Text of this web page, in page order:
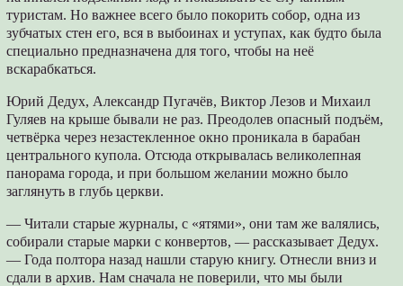
туристам. Но важнее всего было покорить собор, одна из
зубчатых стен его, вся в выбоинах и уступах, как будто была
специально предназначена для того, чтобы на неё
вскарабкаться.
Юрий Дедух, Александр Пугачёв, Виктор Лезов и Михаил
Гуляев на крыше бывали не раз. Преодолев опасный подъём,
четвёрка через незастекленное окно проникала в барабан
центрального купола. Отсюда открывалась великолепная
панорама города, и при большом желании можно было
заглянуть в глубь церкви.
— Читали старые журналы, с «ятями», они там же валялись,
собирали старые марки с конвертов, — рассказывает Дедух.
— Года полтора назад нашли старую книгу. Отнесли вниз и
сдали в архив. Нам сначала не поверили, что мы были